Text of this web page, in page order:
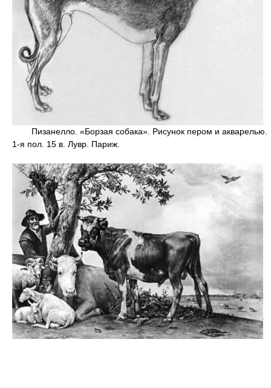
Пизанелло. «Борзая собака». Рисунок пером и акварелью.
1-я пол. 15 в. Лувр. Париж.